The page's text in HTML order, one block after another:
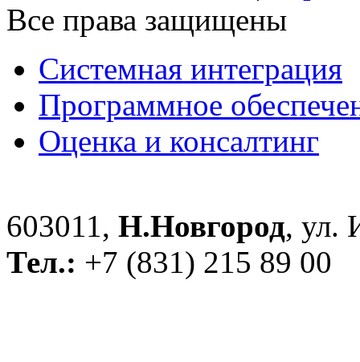
Все права защищены
Системная интеграция
Программное
Оценка и консалтинг
603011, Н.Новгород, ул.
Тел.: +7 (831) 215 89 00